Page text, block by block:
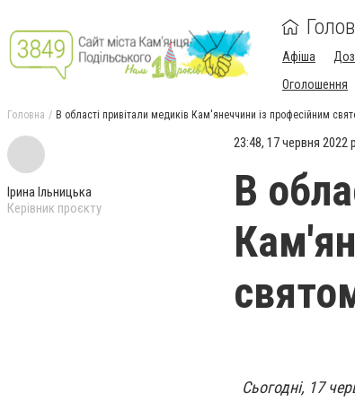
Афіша
Оголошення
Головна В області привітали медиків Кам'янеччини із професійним
Ірина Ільницька
Керівник проєкту
23:48, 17 червня 2022
В
Сьогодні, 17